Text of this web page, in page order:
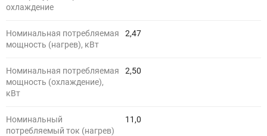
охлаждение
Номинальная потребляемая
мощность (нагрев), кВт
2,47
Номинальная потребляемая
мощность (охлаждение),
кВт
2,50
Номинальный
потребляемый ток (нагрев)
11,0